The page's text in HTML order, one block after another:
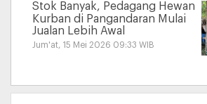
Stok Banyak, Pedagang Hewan
Kurban di Pangandaran Mulai
Jualan Lebih Awal
Jum'at, 15 Mei 2026 09:33 WIB